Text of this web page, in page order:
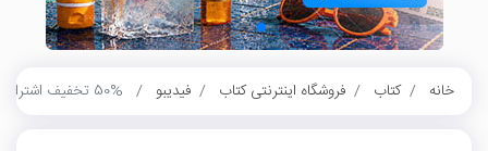
خانه کتاب فروشگاه اینترنتی کتاب فیدیبو